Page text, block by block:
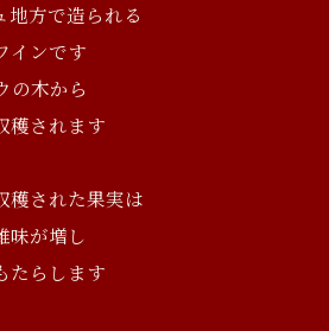
地方で造られる
インです
の木から
穫されます
穫された果実は
味が増し
たらします